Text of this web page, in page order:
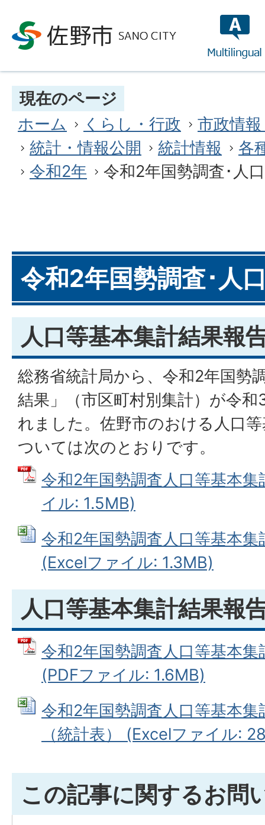
現在のページ
ホーム
くらし・行政
市政情
統計・情報公開
統計情報
各
令和2年
令和2年国勢調査･人
令和2年国勢調査･人
人口等基本集計結果報
総務省統計局から、令和2年国勢
結果」（市区町村別集計）が令
れました。佐野市のおける人口
ついては次のとおりです。
令和2年国勢調査人口等基本
イル: 1.5MB)
令和2年国勢調査人口等基本
(Excelファイル: 1.3MB)
人口等基本集計結果報
令和2年国勢調査人口等基本
(PDFファイル: 1.6MB)
令和2年国勢調査人口等基本
（統計表） (Excelファイル:
この記事に関するお問